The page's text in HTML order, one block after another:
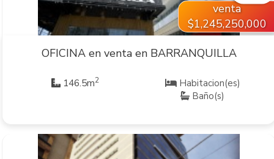
venta
$1,245,250,000
OFICINA en venta en BARRANQUILLA
146.5m2
Habitacion(es)
Baño(s)